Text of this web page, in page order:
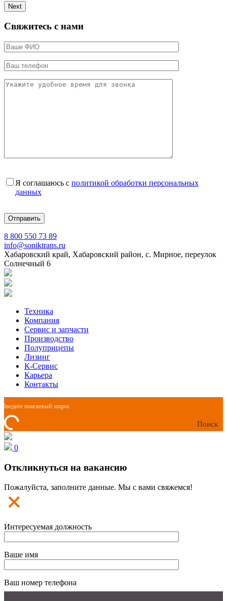
Next
Свяжитесь с нами
Я соглашаюсь с политикой обработки персональных
данных
8 800 550 73 89
info@soniktrans.ru
Хабаровский край, Хабаровский район, с. Мирное, переулок
Солнечный 6
Техника
Компания
Сервис и запчасти
Производство
Полуприцепы
Лизинг
К-Сервис
Карьера
Контакты
Поиск
0
Откликнуться на вакансию
Пожалуйста, заполните данные. Мы с вами свяжемся!
Интересуемая должность
Ваше имя
Ваш номер телефона